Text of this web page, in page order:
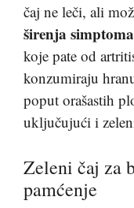
čaj ne leči, ali
širenja simptoma
koje pate od
konzumiraju
poput orašastih
uključujući i
Zeleni čaj za
pamćenje